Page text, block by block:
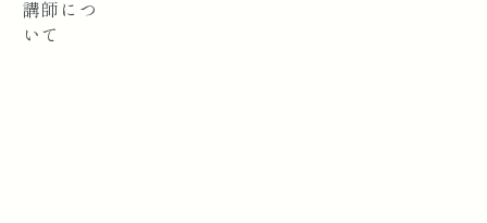
講師に つ
いて